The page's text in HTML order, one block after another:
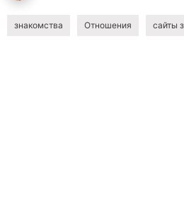
знакомства Отношения сайты